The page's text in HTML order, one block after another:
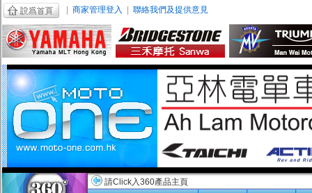
商家管理登入 聯絡我們及提供意見
請Click入360產品主頁